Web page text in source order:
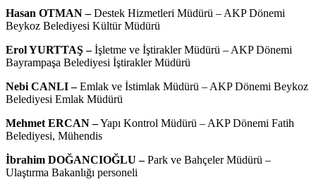
Hasan OTMAN –Destek Hizmetleri Müdürü – AKP Dönemi
Beykoz Belediyesi Kültür Müdürü
Erol YURTTAŞ –İşletme ve İştirakler Müdürü – AKP Dönemi
Bayrampaşa Belediyesi İştirakler Müdürü
Nebi CANLI –Emlak ve İstimlak Müdürü – AKP Dönemi Beykoz
Belediyesi Emlak Müdürü
Mehmet ERCAN –Yapı Kontrol Müdürü – AKP Dönemi Fatih
Belediyesi, Mühendis
İbrahim DOĞANCIOĞLU –Park ve Bahçeler Müdürü –
Ulaştırma Bakanlığı personeli